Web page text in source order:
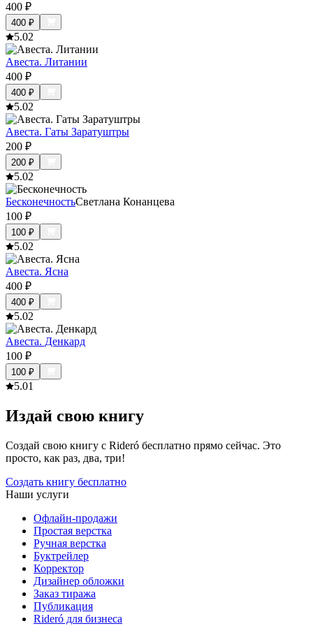
400 ₽
400 ₽
5.02
Авеста. Литании
400 ₽
400 ₽
5.02
Авеста. Гаты Заратуштры
200 ₽
200 ₽
5.02
БесконечностьСветлана Конанцева
100 ₽
100 ₽
5.02
Авеста. Ясна
400 ₽
400 ₽
5.02
Авеста. Денкард
100 ₽
100 ₽
5.01
Издай свою книгу
Создай свою книгу с Rideró бесплатно прямо сейчас. Это
просто, как раз, два, три!
Создать книгу бесплатно
Наши услуги
Офлайн-продажи
Простая верстка
Ручная верстка
Буктрейлер
Корректор
Дизайнер обложки
Заказ тиража
Публикация
Rideró для бизнеса